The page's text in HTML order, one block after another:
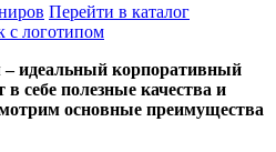
Перейти в каталог
с логотипом
идеальный корпоративный
себе полезные качества и
основные преимущества